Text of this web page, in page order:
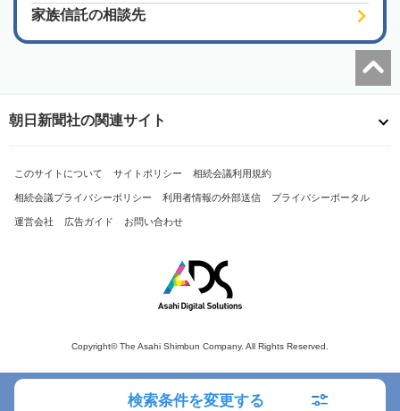
家族信託の相談先
検索条件を変更する
朝日新聞社の関連サイト
このサイトについて サイトポリシー 相続会議利用規約
相続会議プライバシーポリシー 利用者情報の外部送信 プライバシーポータル
運営会社 広告ガイド お問い合わせ
Copyright© The Asahi Shimbun Company. All Rights Reserved.